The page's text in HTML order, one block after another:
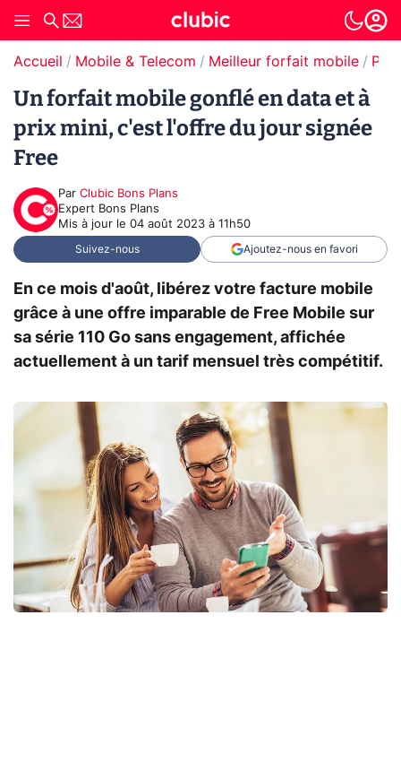
Accueil Mobile & Telecom Meilleur forfait mobile
Un forfait mobile gonflé en data et à
prix mini, c'est l'offre du jour signée
Free
Par Clubic Bons Plans
Expert Bons Plans
Mis à jour le 04 août 2023 à 11h50
Suivez-nous Ajoutez-nous en favori
En ce mois d'août, libérez votre facture mobile
grâce à une offre imparable de Free Mobile sur
sa série 110 Go sans engagement, affichée
actuellement à un tarif mensuel très compétitif.